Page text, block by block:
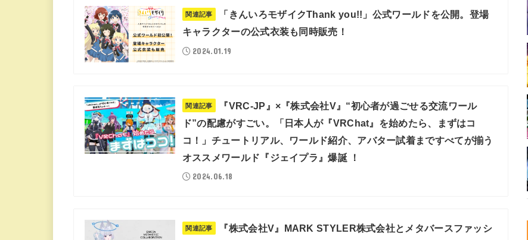
関連記事
「きんいろモザイクThank you!!」公式ワールドを公開。登場
キャラクターの公式衣装も同時販売！
2024.01.19
関連記事
『VRC-JP』×『株式会社V』“初心者が過ごせる交流ワール
ド”の配慮がすごい。「日本人が『VRChat』を始めたら、まずはコ
コ！」チュートリアル、ワールド紹介、アバター試着まですべてが揃う
オススメワールド『ジェイプラ』爆誕 ！
2024.06.18
関連記事
『株式会社V』MARK STYLER株式会社とメタバースファッシ